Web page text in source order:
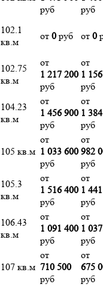
руб
руб
102.1
кв.м
от 0 руб от 0
102.75
кв.м
от
1 217 200
руб
от
1
руб
104.23
кв.м
от
1 456 900
руб
от
1
руб
105 кв.м
от
1 033 600
руб
от
982
руб
105.3
кв.м
от
1 516 400
руб
от
1
руб
106.43
кв.м
от
1 091 400
руб
от
1
руб
107 кв.м
от
710 500
руб
от
675
руб